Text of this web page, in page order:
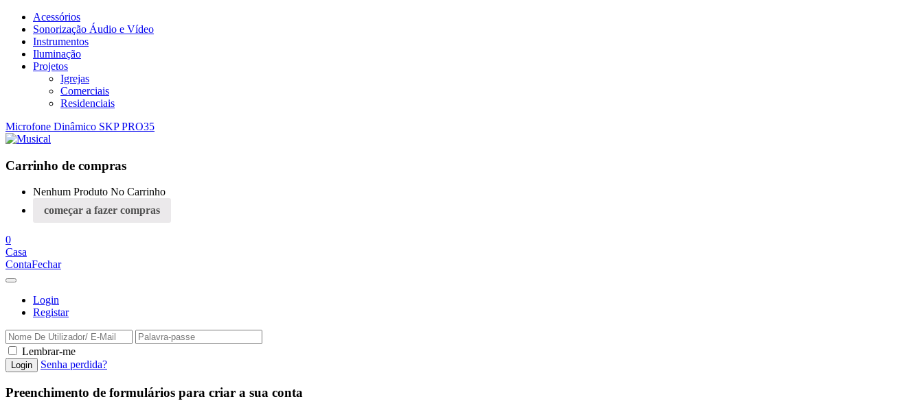
Acessórios
Sonorização Áudio e Vídeo
Instrumentos
Iluminação
Projetos
Igrejas
Comerciais
Residenciais
Microfone Dinâmico SKP PRO35
Carrinho de compras
Nenhum Produto No Carrinho
começar a fazer compras
0
Casa
ContaFechar
Login
Registar
Lembrar-me
Senha perdida?
Preenchimento de formulários para criar a sua conta